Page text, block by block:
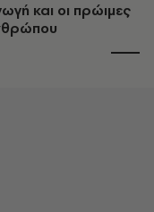
και οι πρώιμες